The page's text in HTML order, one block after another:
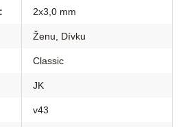
: 2x3,0 mm
Ženu Dívku
Classic
JK
v43